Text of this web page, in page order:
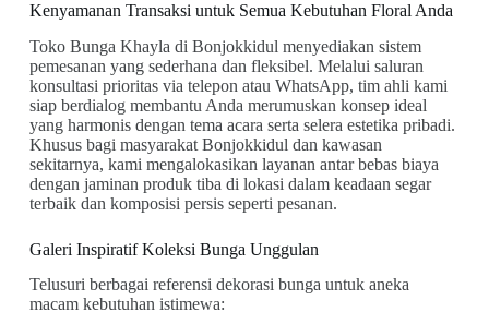
Kenyamanan Transaksi untuk Semua Kebutuhan Floral Anda
Toko Bunga Khayla di Bonjokkidul menyediakan sistem
pemesanan yang sederhana dan fleksibel. Melalui saluran
konsultasi prioritas via telepon atau WhatsApp, tim ahli kami
siap berdialog membantu Anda merumuskan konsep ideal
yang harmonis dengan tema acara serta selera estetika pribadi.
Khusus bagi masyarakat Bonjokkidul dan kawasan
sekitarnya, kami mengalokasikan layanan antar bebas biaya
dengan jaminan produk tiba di lokasi dalam keadaan segar
terbaik dan komposisi persis seperti pesanan.
Galeri Inspiratif Koleksi Bunga Unggulan
Telusuri berbagai referensi dekorasi bunga untuk aneka
macam kebutuhan istimewa: